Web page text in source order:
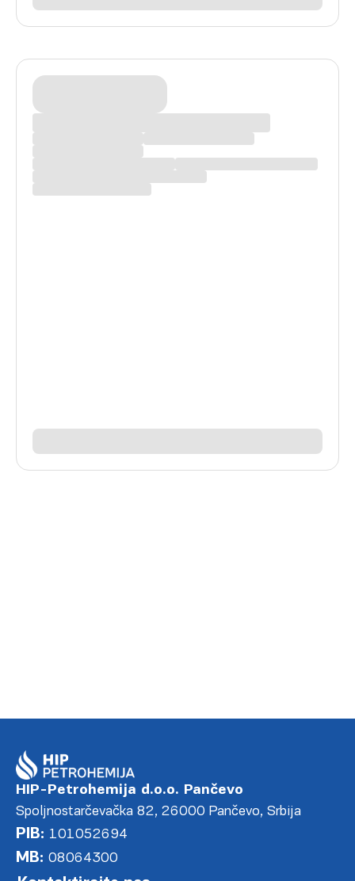
HIP-Petrohemija d.o.o. Pančevo
Spoljnostarčevačka 82, 26000 Pančevo, Srbija
PIB: 101052694
MB: 08064300